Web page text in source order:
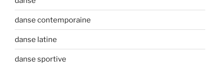
danse contemporaine
danse latine
danse sportive